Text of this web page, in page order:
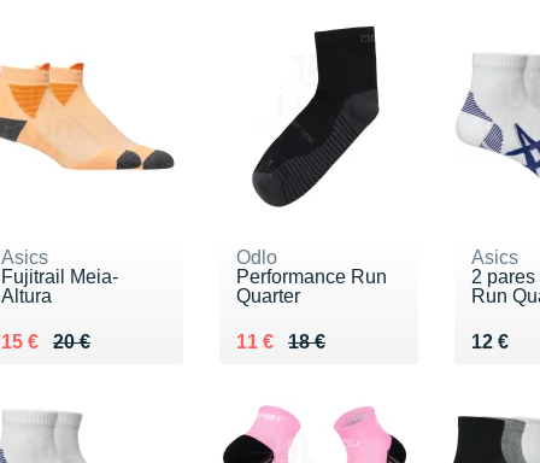
Asics
Fujitrail Meia-
Altura
20 €
Au lieu de 20 €
15 €
Vendu 15 €
Odlo
Performance Run
Quarter
18 €
Au lieu de 18 €
11 €
Vendu 11 €
Asics
2
Run
12 €
Vendu